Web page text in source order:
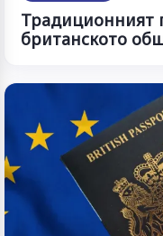
Традиционният
британското